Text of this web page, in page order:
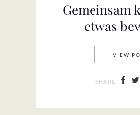
Gemeinsam
etwas
VIEW
SHARE